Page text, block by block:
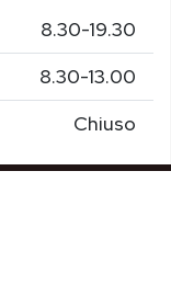
8.30-19.30
8.30-13.00
Chiuso